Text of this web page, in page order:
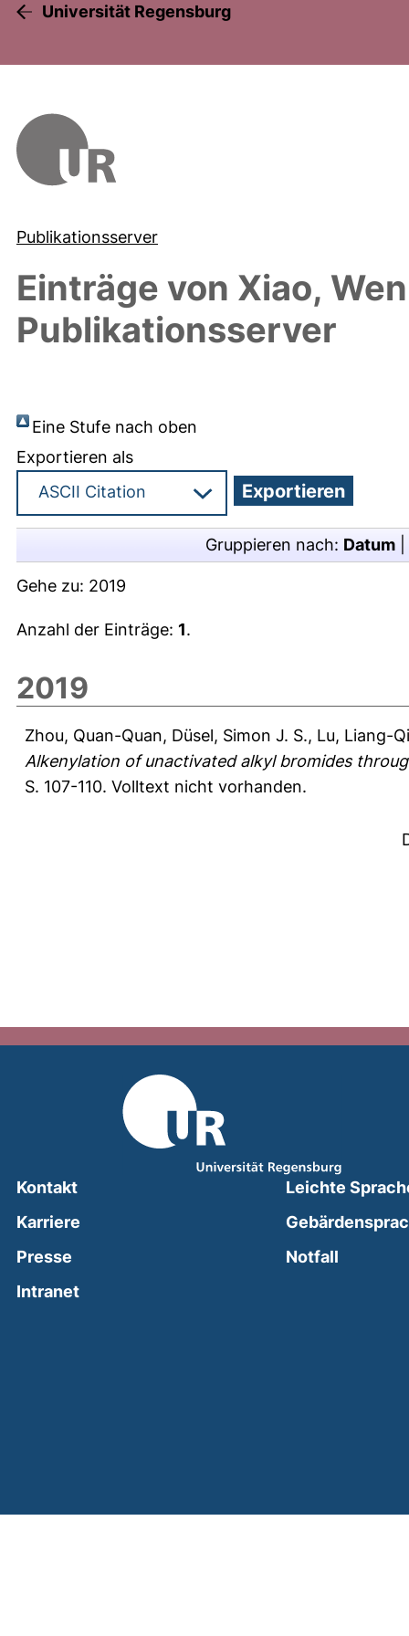
Universität Regensburg
Publikationsserver
Einträge von Xiao,
Publikationsserver
Eine Stufe nach oben
Exportieren als
Gruppieren nach: Datum
Gehe zu: 2019
Anzahl der Einträge: 1.
2019
Zhou, Quan-Quan, Düsel, Simon J. S., Lu, Liang-
Alkenylation of unactivated alkyl bromides
S. 107-110. Volltext nicht vorhanden.
Kontakt
Karriere
Presse
Intranet(external link, opens in a new window)
Leichte
Notfall